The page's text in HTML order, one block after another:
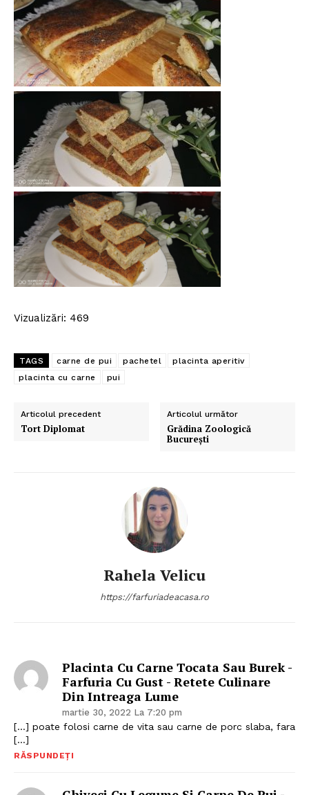
Politica de Confidențialitate
Vizualizări: 469
TAGS carne de pui pachetel
placinta aperitiv
placinta cu carne
pui
Articolul precedent
Tort Diplomat
Articolul următor
Grădina Zoologică
București
Rahela Velicu
https://farfuriadeacasa.ro
Placinta Cu Carne Tocata Sau Burek -
Farfuria Cu Gust - Retete Culinare
Din Intreaga Lume
martie 30, 2022 La 7:20 pm
[…] poate folosi carne de vita sau carne de porc slaba, fara
[…]
RĂSPUNDEȚI